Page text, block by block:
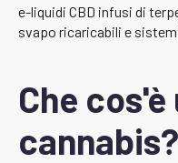
e-liquidi CBD infusi di
svapo ricaricabili e
Che cos'è
cannabis?